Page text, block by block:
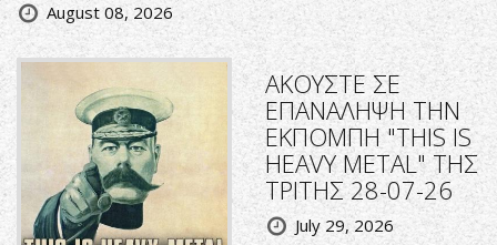
August 08, 2026
ΑΚΟΥΣΤΕ ΣΕ
ΕΠΑΝΑΛΗΨΗ ΤΗΝ
ΕΚΠΟΜΠΗ "THIS IS
HEAVY METAL" ΤΗΣ
ΤΡΙΤΗΣ 28-07-26
July 29, 2026